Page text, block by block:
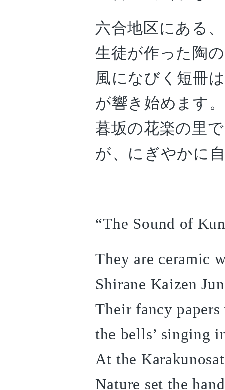
六合地区にある
生徒が作った陶
風になびく短冊
が響き始めます。
暮坂の花楽の里
が、にぎやかに
“The Sound of
They are ceramic
Shirane Kaizen
Their fancy
the bells’ singing
At the
Nature set the